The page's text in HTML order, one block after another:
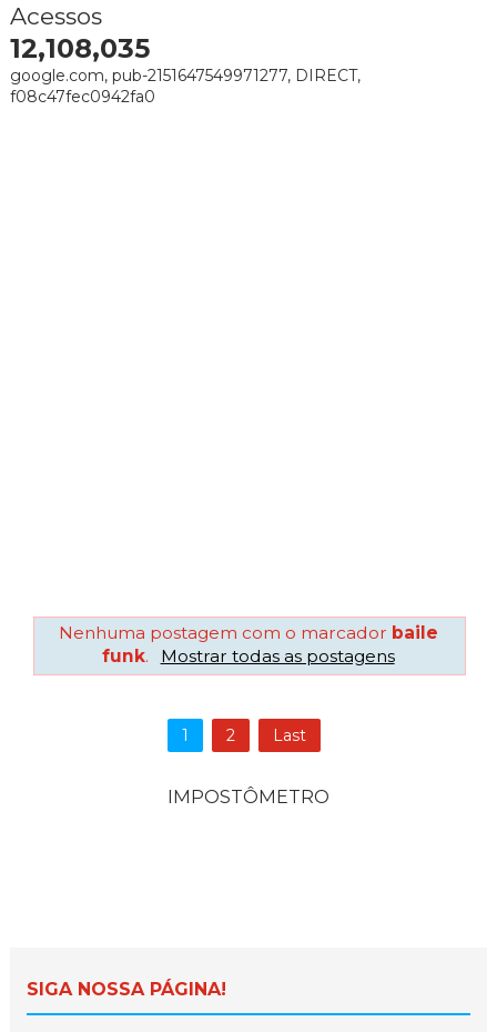
Acessos
12,108,035
google.com, pub-2151647549971277, DIRECT,
f08c47fec0942fa0
Nenhuma postagem com o marcador baile
funk. Mostrar todas as postagens
1 2 Last
IMPOSTÔMETRO
SIGA NOSSA PÁGINA!